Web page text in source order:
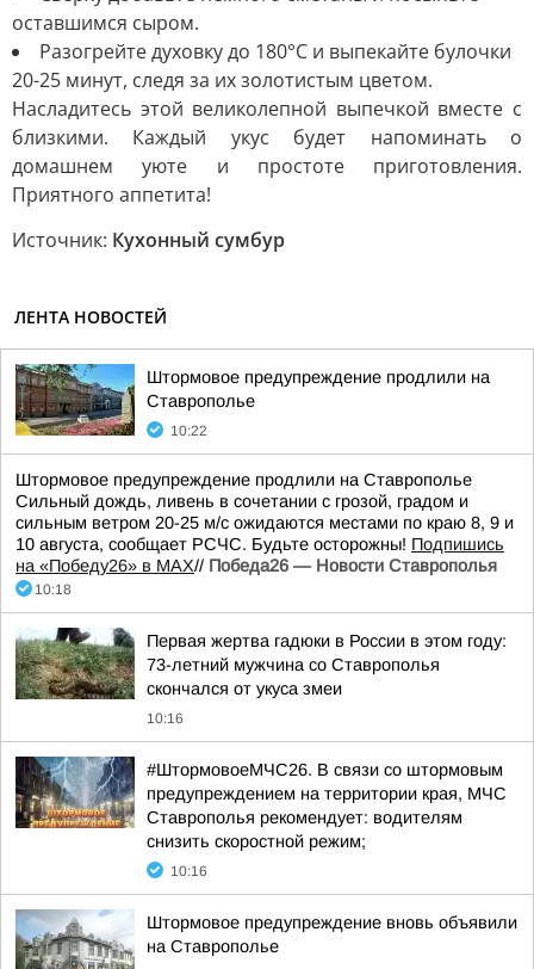
оставшимся сыром.
Разогрейте духовку до 180°C и выпекайте булочки
20-25 минут, следя за их золотистым цветом.
Насладитесь этой великолепной выпечкой вместе с
близкими. Каждый укус будет напоминать о
домашнем уюте и простоте приготовления.
Приятного аппетита!
Источник: Кухонный сумбур
ЛЕНТА НОВОСТЕЙ
Штормовое предупреждение продлили на
Ставрополье
10:22
Штормовое предупреждение продлили на Ставрополье
Сильный дождь, ливень в сочетании с грозой, градом и
сильным ветром 20-25 м/с ожидаются местами по краю 8, 9 и
10 августа, сообщает РСЧС. Будьте осторожны! Подпишись
на «Победу26» в MAX// Победа26 — Новости Ставрополья
10:18
Первая жертва гадюки в России в этом году:
73-летний мужчина со Ставрополья
скончался от укуса змеи
10:16
#ШтормовоеМЧС26. В связи со штормовым
предупреждением на территории края, МЧС
Ставрополья рекомендует: водителям
снизить скоростной режим;
10:16
Штормовое предупреждение вновь объявили
на Ставрополье